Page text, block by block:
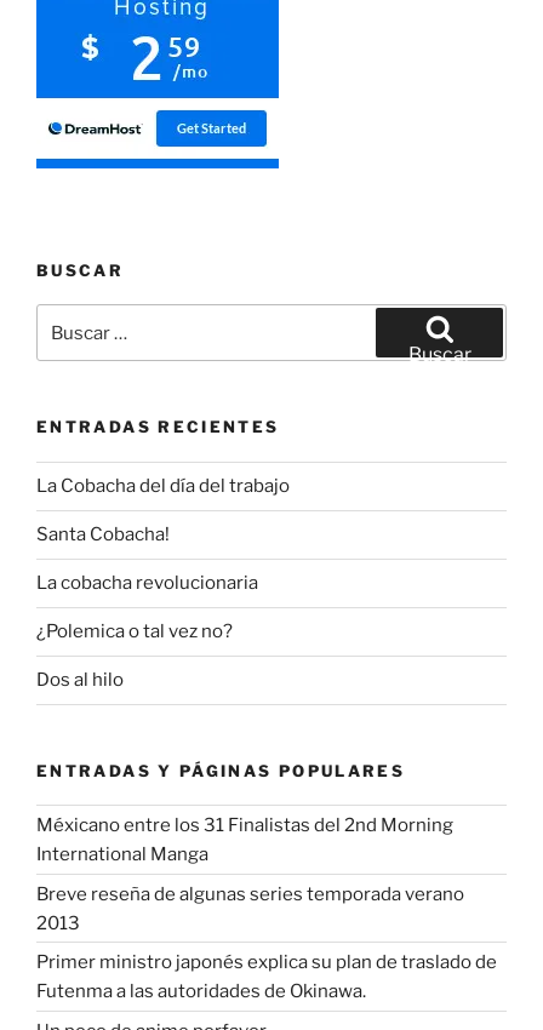
BUSCAR
por:
Buscar
ENTRADAS RECIENTES
La Cobacha del día del trabajo
Santa Cobacha!
La cobacha revolucionaria
¿Polemica o tal vez no?
Dos al hilo
ENTRADAS Y PÁGINAS POPULARES
Méxicano entre los 31 Finalistas del 2nd Morning
International Manga
Breve reseña de algunas series temporada verano
2013
Primer ministro japonés explica su plan de traslado de
Futenma a las autoridades de Okinawa.